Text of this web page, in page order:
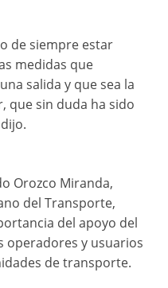
de siempre estar
medidas que
salida y que sea la
que sin duda ha sido
Orozco Miranda,
del Transporte,
del apoyo del
operadores y usuarios
de transporte.